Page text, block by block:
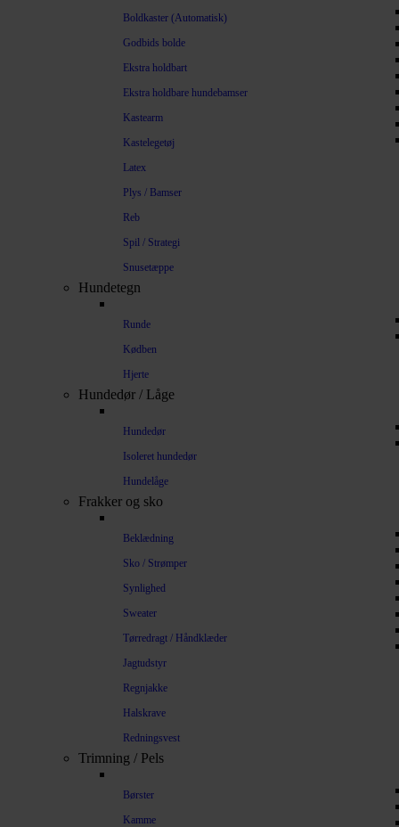
Boldkaster (Automatisk)
Godbids bolde
Ekstra holdbart
Ekstra holdbare hundebamser
Kastearm
Kastelegetøj
Latex
Plys / Bamser
Reb
Spil / Strategi
Snusetæppe
Hundetegn
Runde
Kødben
Hjerte
Hundedør / Låge
Hundedør
Isoleret hundedør
Hundelåge
Frakker og sko
Beklædning
Sko / Strømper
Synlighed
Sweater
Tørredragt / Håndklæder
Jagtudstyr
Regnjakke
Halskrave
Redningsvest
Trimning / Pels
Børster
Kamme